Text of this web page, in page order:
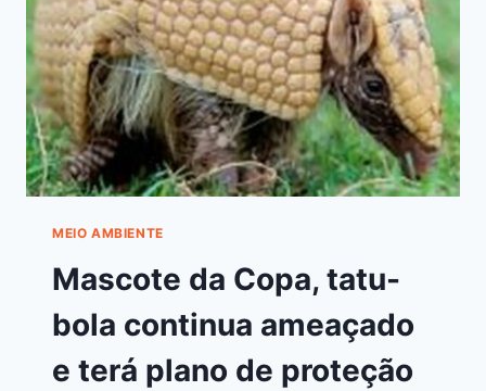
MEIO AMBIENTE
Mascote da Copa, tatu-
bola continua ameaçado
e terá plano de proteção